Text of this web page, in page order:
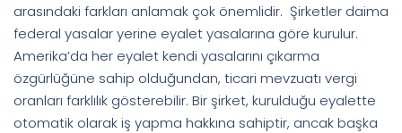
arasındaki farkları anlamak çok önemlidir. Şirketler daima
federal yasalar yerine eyalet yasalarına göre kurulur.
Amerika’da her eyalet kendi yasalarını çıkarma
özgürlüğüne sahip olduğundan, ticari mevzuatı vergi
oranları farklılık gösterebilir. Bir şirket, kurulduğu eyalette
otomatik olarak iş yapma hakkına sahiptir, ancak başka